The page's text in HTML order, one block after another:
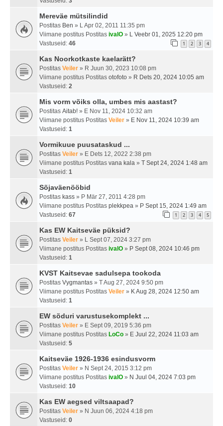
Mereväe mütsilindid
Postitas Ben » L Apr 02, 2011 11:35 pm
Viimane postitus Postitas ivalO » L Veebr 01, 2025 12:20 pm
Vastuseid: 46 1 2 3 4
Kas Noorkotkaste kaelarätt?
Postitas Veiler » R Juun 30, 2023 10:08 pm
Viimane postitus Postitas otofoto » R Dets 20, 2024 10:05 am
Vastuseid: 2
Mis vorm võiks olla, umbes mis aastast?
Postitas Aitab! » E Nov 11, 2024 10:32 am
Viimane postitus Postitas Veiler » E Nov 11, 2024 10:39 am
Vastuseid: 1
Vormikuue puusataskud ...
Postitas Veiler » E Dets 12, 2022 2:38 pm
Viimane postitus Postitas vana kala » T Sept 24, 2024 1:48 am
Vastuseid: 1
Sõjaväenööbid
Postitas kass » P Mär 27, 2011 4:28 pm
Viimane postitus Postitas plekkpea » P Sept 15, 2024 1:49 am
Vastuseid: 67 1 2 3 4 5
Kas EW Kaitseväe püksid?
Postitas Veiler » L Sept 07, 2024 3:27 pm
Viimane postitus Postitas ivalO » P Sept 08, 2024 10:46 pm
Vastuseid: 1
KVST Kaitsevae sadulsepa tookoda
Postitas Vygmantas » T Aug 27, 2024 9:50 pm
Viimane postitus Postitas Veiler » K Aug 28, 2024 12:50 am
Vastuseid: 1
EW sõduri varustusekomplekt ...
Postitas Veiler » E Sept 09, 2019 5:36 pm
Viimane postitus Postitas LoCo » E Juul 22, 2024 11:03 am
Vastuseid: 5
Kaitseväe 1926-1936 esindusvorm
Postitas Veiler » N Sept 24, 2015 3:12 pm
Viimane postitus Postitas ivalO » N Juul 04, 2024 7:03 pm
Vastuseid: 10
Kas EW aegsed viltsaapad?
Postitas Veiler » N Juun 06, 2024 4:18 pm
Vastuseid: 0